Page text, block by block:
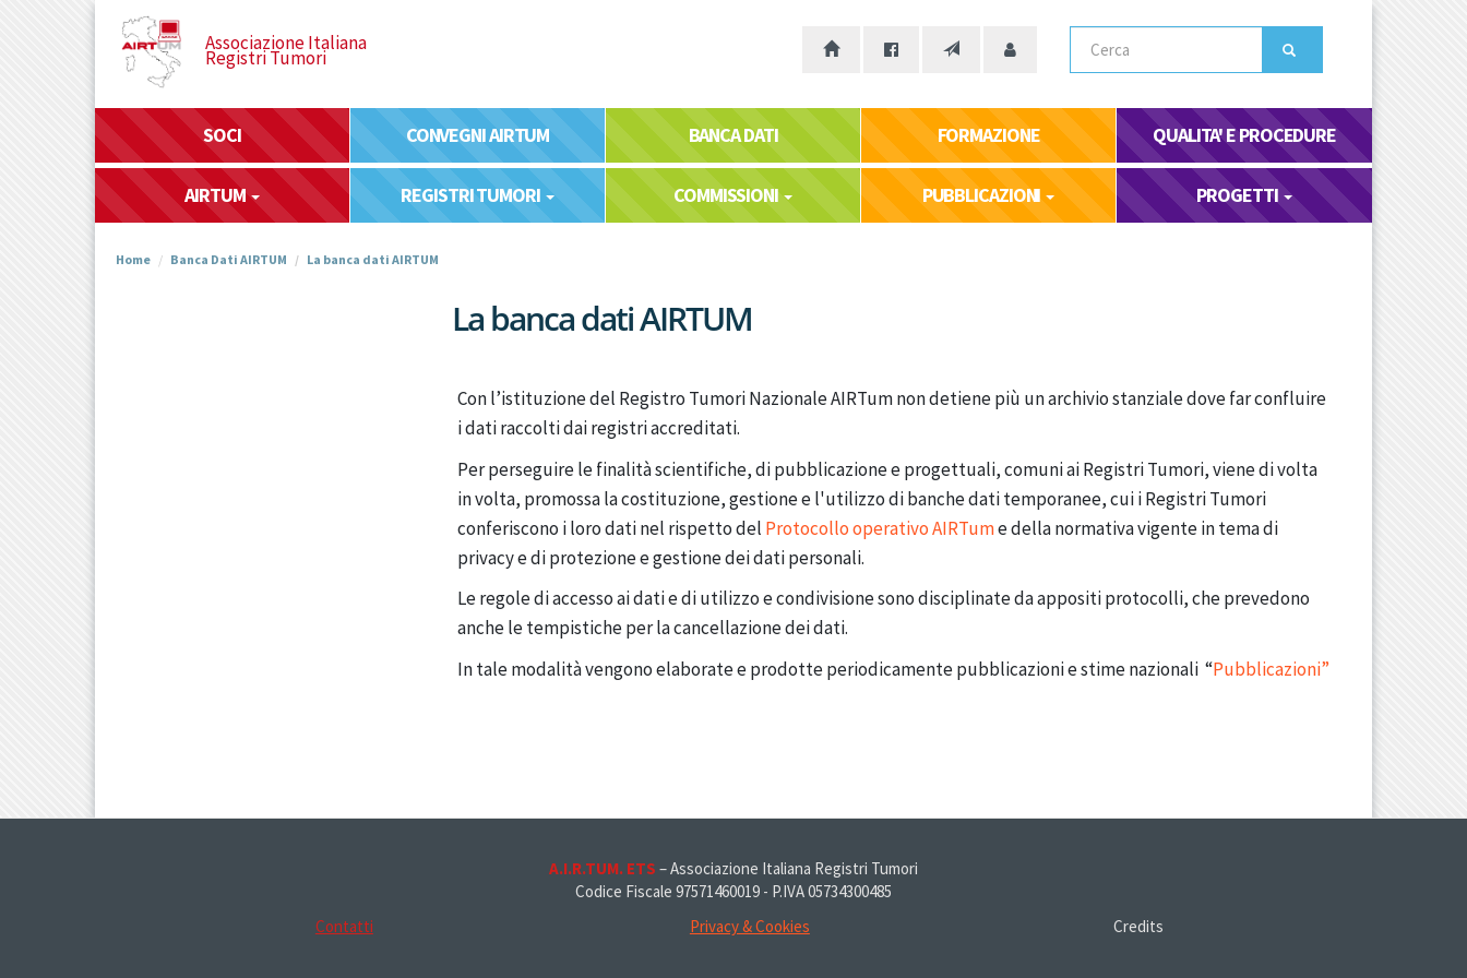
Associazione Italiana
Registri Tumori
SOCI CONVEGNI AIRTUM BANCA DATI FORMAZIONE QUALITA' E PROCEDURE
AIRTUM REGISTRI TUMORI COMMISSIONI PUBBLICAZIONI PROGETTI
Home Banca Dati AIRTUM La banca dati AIRTUM
La banca dati AIRTUM
Con l’istituzione del Registro Tumori Nazionale AIRTum non detiene più un archivio stanziale dove far confluire
i dati raccolti dai registri accreditati.
Per perseguire le finalità scientifiche, di pubblicazione e progettuali, comuni ai Registri Tumori, viene di volta
in volta, promossa la costituzione, gestione e l'utilizzo di banche dati temporanee, cui i Registri Tumori
conferiscono i loro dati nel rispetto del Protocollo operativo AIRTume della normativa vigente in tema di
privacy e di protezione e gestione dei dati personali.
Le regole di accesso ai dati e di utilizzo e condivisione sono disciplinate da appositi protocolli, che prevedono
anche le tempistiche per la cancellazione dei dati.
In tale modalità vengono elaborate e prodotte periodicamente pubblicazioni e stime nazionali “Pubblicazioni”
A.I.R.TUM. ETS – Associazione Italiana Registri Tumori
Codice Fiscale 97571460019 - P.IVA 05734300485
Contatti
Privacy & Cookies Credits